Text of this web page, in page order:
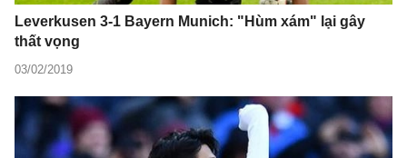
Leverkusen 3-1 Bayern Munich: "Hùm xám" lại gây
thất vọng
03/02/2019